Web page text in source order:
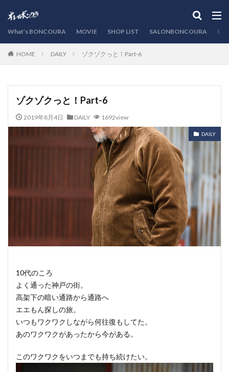
What’s BONCOURA MOVIE SHOP LIST SALONBONCOURA
HOME DAILY ゾクゾクっと！Part-6
ゾクゾクっと！Part-6
2019年8月4日 DAILY 1692view
DAILY
10代のころ
よく通った神戸の街。
高架下の暗い通路から通路へ
エエもん探しの旅。
いつもワクワクしながら何往復もしてた。
あのワクワクがあったから今がある。
このワクワクをいつまでも持ち続けたい。
カテゴリー
検索